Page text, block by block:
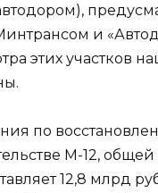
и
этих
по
М-12,
12,8 млрд